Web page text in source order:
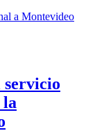
la